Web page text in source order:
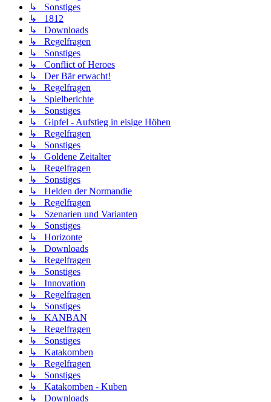
↳ Sonstiges
↳ 1812
↳ Downloads
↳ Regelfragen
↳ Sonstiges
↳ Conflict of Heroes
↳ Der Bär erwacht!
↳ Regelfragen
↳ Spielberichte
↳ Sonstiges
↳ Gipfel - Aufstieg in eisige Höhen
↳ Regelfragen
↳ Sonstiges
↳ Goldene Zeitalter
↳ Regelfragen
↳ Sonstiges
↳ Helden der Normandie
↳ Regelfragen
↳ Szenarien und Varianten
↳ Sonstiges
↳ Horizonte
↳ Downloads
↳ Regelfragen
↳ Sonstiges
↳ Innovation
↳ Regelfragen
↳ Sonstiges
↳ KANBAN
↳ Regelfragen
↳ Sonstiges
↳ Katakomben
↳ Regelfragen
↳ Sonstiges
↳ Katakomben - Kuben
↳ Downloads